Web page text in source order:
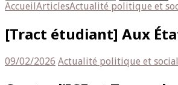
AccueilArticlesActualité politique et
[Tract étudiant] Aux
09/02/2026 Actualité politique et